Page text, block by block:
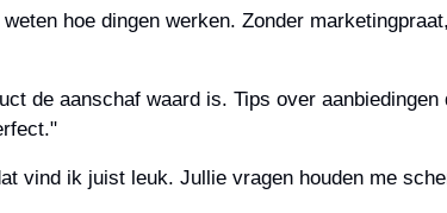
hoe dingen werken. Zonder
de aanschaf waard is. Tips over aanbiedingen
vind ik juist leuk. Jullie vragen houden me